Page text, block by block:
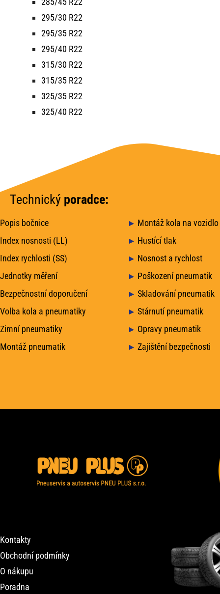
295/30 R22
295/35 R22
295/40 R22
315/30 R22
315/35 R22
325/35 R22
325/40 R22
Technický poradce:
Popis bočnice
Montáž kola na vozidlo
Index nosnosti (LL)
Hustící tlak
Index rychlosti (SS)
Nosnost a rychlost
Jednotky měření
Poškození pneumatik
Bezpečnostní doporučení
Skladování pneumatik
Volba kola a pneumatiky
Stárnutí pneumatik
Zimní pneumatiky
Opravy pneumatik
Montáž pneumatik
Zajištění bezpečnosti
Kontakty
Obchodní podmínky
O nákupu
Poradna